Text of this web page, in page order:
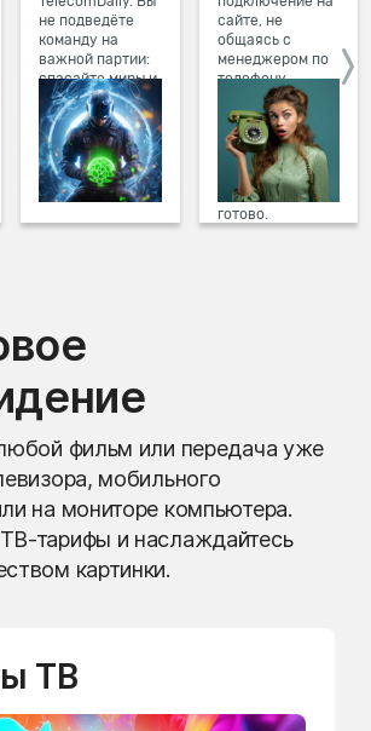
не подведёте
команду на
важной партии:
спасайте миры и
побеждайте с
друзьями в
онлайн-играх.
сайте, не
общаясь с
менеджером по
телефону.
Просто в три
клика заполните
форму заявки на
сайте, выберите
дату и время
подключения,
готово.
фильм или передача уже
мобильного
на мониторе компьютера.
тарифы и наслаждайтесь
картинки.
ТВ